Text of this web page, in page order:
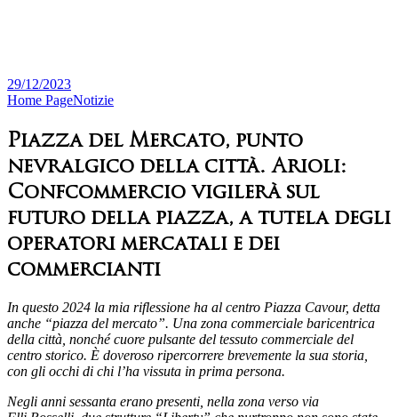
29/12/2023
Home PageNotizie
Piazza del Mercato, punto
nevralgico della città. Arioli:
Confcommercio vigilerà sul
futuro della piazza, a tutela degli
operatori mercatali e dei
commercianti
In questo 2024 la mia riflessione ha al centro Piazza Cavour, detta
anche “piazza del mercato”. Una zona commerciale baricentrica
della città, nonché cuore pulsante del tessuto commerciale del
centro storico. È doveroso ripercorrere brevemente la sua storia,
con gli occhi di chi l’ha vissuta in prima persona.
Negli anni sessanta erano presenti, nella zona verso via